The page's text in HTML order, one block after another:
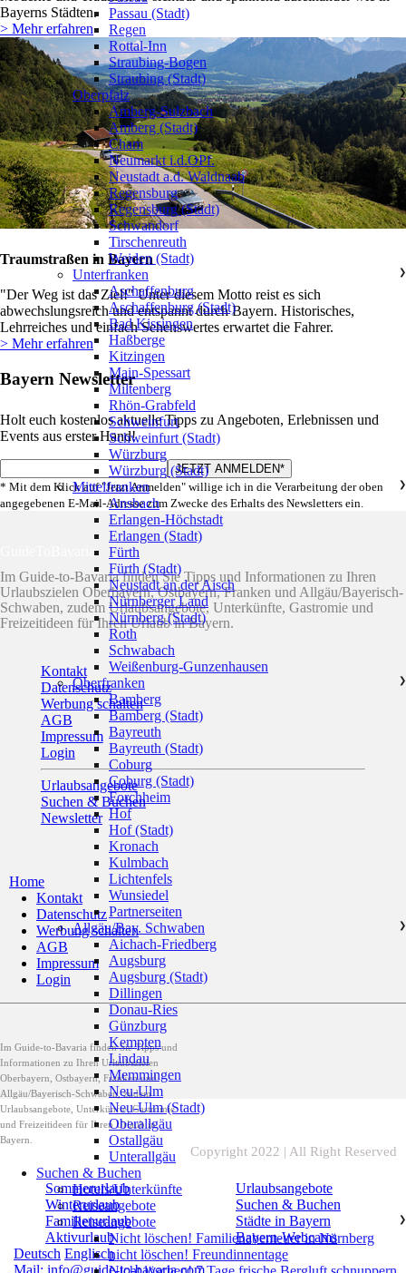
Bayerns Städten.
> Mehr erfahren
Traumstraßen in Bayern
"Der Weg ist das Ziel!" Unter diesem Motto reist es sich
abwechslungsreich und entspannt durch Bayern. Historisches,
Lehrreiches und einfach Sehenswertes erwartet die Fahrer.
> Mehr erfahren
Bayern Newsletter
Holt euch kostenlos aktuelle Tipps zu Angeboten, Erlebnissen und
Events aus erster Hand!
* Mit dem Klick auf "Jetzt Anmelden" willige ich in die Verarbeitung der oben
angegebenen E-Mail-Adresse zum Zwecke des Erhalts des Newsletters ein.
GuideToBavaria
Im Guide-to-Bavaria finden Sie Tipps und Informationen zu Ihren
Urlaubszielen Oberbayern, Ostbayern, Franken und Allgäu/Bayerisch-
Schwaben, zudem Urlaubsangebote, Unterkünfte, Gastromie und
Freizeitideen für Ihren Urlaub in Bayern.
Kontakt
Datenschutz
Werbung schalten
AGB
Impressum
Login
Urlaubsangebote
Suchen & Buchen
Newsletter
Home
Kontakt
Datenschutz
Werbung schalten
AGB
Impressum
Login
Im Guide-to-Bavaria finden Sie Tipps und
Informationen zu Ihren Urlaubszielen
Oberbayern, Ostbayern, Franken und
Allgäu/Bayerisch-Schwaben, zudem
Urlaubsangebote, Unterkünfte, Gastromie
und Freizeitideen für Ihren Urlaub in
Bayern.
Sommerurlaub
Winterurlaub
Familienurlaub
Aktivurlaub
Urlaubsangebote
Suchen & Buchen
Städte in Bayern
Bayern-Webcams
Deutsch Englisch
Mail: info@guide-to-bavaria.com
Copyright 2022 | All Right Reserved
Passau (Stadt)
Regen
Rottal-Inn
Straubing-Bogen
Straubing (Stadt)
Oberpfalz
❯
Amberg-Sulzbach
Amberg (Stadt)
Cham
Neumarkt i.d.OPf.
Neustadt a.d. Waldnaab
Regensburg
Regensburg (Stadt)
Schwandorf
Tirschenreuth
Weiden (Stadt)
Unterfranken
❯
Aschaffenburg
Aschaffenburg (Stadt)
Bad Kissingen
Haßberge
Kitzingen
Main-Spessart
Miltenberg
Rhön-Grabfeld
Schweinfurt
Schweinfurt (Stadt)
Würzburg
Würzburg (Stadt)
Mittelfranken
❯
Ansbach
Erlangen-Höchstadt
Erlangen (Stadt)
Fürth
Fürth (Stadt)
Neustadt an der Aisch
Nürnberger Land
Nürnberg (Stadt)
Roth
Schwabach
Weißenburg-Gunzenhausen
Oberfranken
❯
Bamberg
Bamberg (Stadt)
Bayreuth
Bayreuth (Stadt)
Coburg
Coburg (Stadt)
Forchheim
Hof
Hof (Stadt)
Kronach
Kulmbach
Lichtenfels
Wunsiedel
Partnerseiten
Allgäu/Bay. Schwaben
❯
Aichach-Friedberg
Augsburg
Augsburg (Stadt)
Dillingen
Donau-Ries
Günzburg
Kempten
Lindau
Memmingen
Neu-Ulm
Neu-Ulm (Stadt)
Oberallgäu
Ostallgäu
Unterallgäu
Suchen & Buchen
Hotels/Unterkünfte
Reiseangebote
Reiseangebote
❯
Nicht löschen! Familienabenteuer in Nürnberg
nicht löschen! Freundinnentage